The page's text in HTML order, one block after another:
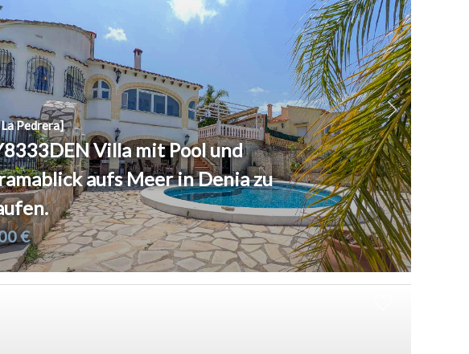
Pedrera]
Villa mit Pool und
aufs Meer in Denia zu
€